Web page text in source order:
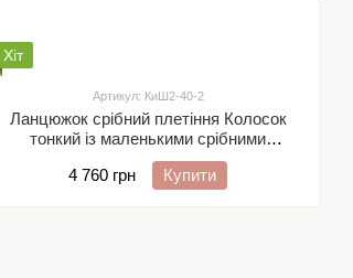
Хіт
Артикул: КиШ2-40-2
Ланцюжок срібний плетіння Колосок
тонкий із маленькими срібними
намистинами по всій довжині
4 760 грн
Купити